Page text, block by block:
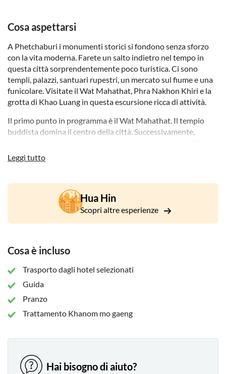
Cosa aspettarsi
A Phetchaburi i monumenti storici si fondono senza sforzo
con la vita moderna. Farete un salto indietro nel tempo in
questa città sorprendentemente poco turistica. Ci sono
templi, palazzi, santuari rupestri, un mercato sul fiume e una
funicolare. Visitate il Wat Mahathat, Phra Nakhon Khiri e la
grotta di Khao Luang in questa escursione ricca di attività.
Il primo punto in programma è il Wat Mahathat. Il tempio
buddista domina il centro della città. Successivamente,
Nakhon Khiri, il bellissimo palazzo estivo del re Rama IV.
Ammirate la raffinata architettura, esplorate il museo e
dall'osservatorio.
Dopo il pranzo in un ristorante tipico, visiterete la grotta di
Khao Luang. Ospita più di 170 immagini di Buddha, tra cui un
mo gaeng - crema pasticcera a base di latte di cocco e uova - e
Leggi tutto
Hua Hin
Scopri altre esperienze
Cosa è incluso
Trasporto dagli hotel selezionati
Guida
Pranzo
Trattamento Khanom mo gaeng
Hai bisogno di aiuto?